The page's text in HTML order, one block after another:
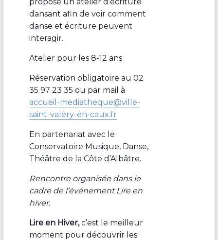
dansant afin de voir comment
danse et écriture peuvent
interagir.
Atelier pour les 8-12 ans
Réservation obligatoire au 02
35 97 23 35 ou par mail à
accueil-mediatheque@ville-
saint-valery-en-caux.fr
En partenariat avec le
Conservatoire Musique, Danse,
Théâtre de la Côte d’Albâtre.
Rencontre organisée dans le
cadre de l’événement Lire en
hiver.
Lire en Hiver,c’est le meilleur
moment pour découvrir les